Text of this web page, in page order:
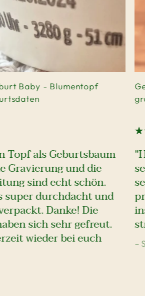
Topf als Geburtsbaum
Gravierung und die
sind echt schön.
super durchdacht und
Danke! Die
sich sehr gefreut.
wieder bei euch
Baby - Blumentopf
–